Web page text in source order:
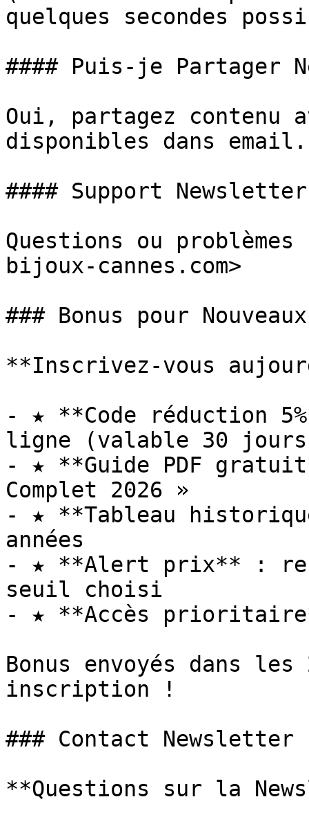
quelques secondes
#### Puis-je Partager
Oui, partagez contenu
disponibles dans email.
#### Support
Questions ou
bijoux-cannes.com>
### Bonus pour
**Inscrivez-vous
- ★ **Code réduction
ligne (valable 30
- ★ **Guide PDF
Complet 2026 »
- ★ **Tableau
années
- ★ **Alert prix** :
seuil choisi
- ★ **Accès
Bonus envoyés dans
inscription !
### Contact Newsletter
**Questions sur la